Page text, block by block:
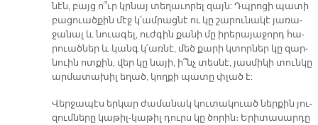
նէն, բայց ո՞ւր կրնայ տե­ղա­ւո­րել զայն: Դպրո­ցի պա­տի
բա­ցուած­քին մէջ կ՛ամ­րաց­նէ ու կը շա­րու­նա­կէ յա­ռա­
ջա­նալ և նուա­գել, ուժ­գին քա­նի մը ի­րե­րա­յա­ջորդ հա­
րուած­ներ և կանգ կ՛առ­նէ, մեծ քա­րի կտոր­ներ կը զար­
նուին ոտ­քին, վեր կը նա­յի, ի՞նչ տես­նէ, յաս­մի­կի տուն­կը
ար­մա­տա­խիլ ե­ղած, կող­քի պա­տը փլած է:
Վեր­ջա­պէս եր­կար ժա­մա­նակ կու­տա­կուած ներ­քին յու­
զում­նե­րը կա­թիլ-կա­թիլ դուրս կը ծո­րին։ Ե­րի­տա­սար­դը